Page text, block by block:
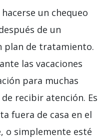
un chequeo
de un
plan de tratamiento.
las vacaciones
para muchas
recibir atención. Es
fuera de casa en el
o simplemente esté